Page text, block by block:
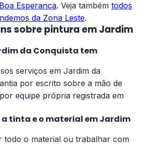
Esperanca. Veja também todos
da Zona Leste.
sobre pintura em Jardim
da Conquista tem
serviços em Jardim da
por escrito sobre a mão de
equipe própria registrada em
a tinta e o material em Jardim
todo o material ou trabalhar com